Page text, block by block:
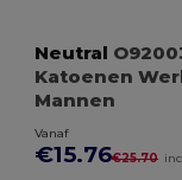
Neutral
Katoenen
Mannen
Vanaf
€15.76€25.70